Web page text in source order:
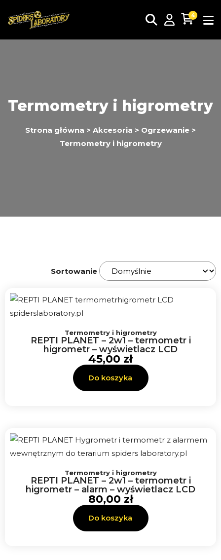
4
Termometry i higrometry
Strona główna > Akcesoria > Ogrzewanie >
Termometry i higrometry
Sortowanie
Termometry i higrometry
REPTI PLANET – 2w1 – termometr i
higrometr – wyświetlacz LCD
45,00 zł
Do koszyka
Termometry i higrometry
REPTI PLANET – 2w1 – termometr i
higrometr – alarm – wyświetlacz LCD
80,00 zł
Do koszyka